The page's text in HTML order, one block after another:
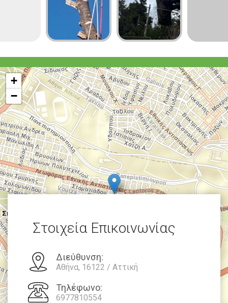
+
−
Στοιχεία Επικοινωνίας
Διεύθυνση:
Αθήνα, 16122 / Αττική
Τηλέφωνο:
6977810554